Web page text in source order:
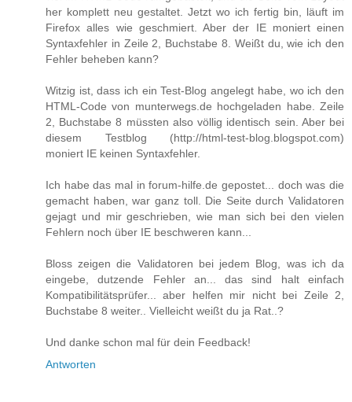
her komplett neu gestaltet. Jetzt wo ich fertig bin, läuft im
Firefox alles wie geschmiert. Aber der IE moniert einen
Syntaxfehler in Zeile 2, Buchstabe 8. Weißt du, wie ich den
Fehler beheben kann?
Witzig ist, dass ich ein Test-Blog angelegt habe, wo ich den
HTML-Code von munterwegs.de hochgeladen habe. Zeile
2, Buchstabe 8 müssten also völlig identisch sein. Aber bei
diesem Testblog (http://html-test-blog.blogspot.com)
moniert IE keinen Syntaxfehler.
Ich habe das mal in forum-hilfe.de gepostet... doch was die
gemacht haben, war ganz toll. Die Seite durch Validatoren
gejagt und mir geschrieben, wie man sich bei den vielen
Fehlern noch über IE beschweren kann...
Bloss zeigen die Validatoren bei jedem Blog, was ich da
eingebe, dutzende Fehler an... das sind halt einfach
Kompatibilitätsprüfer... aber helfen mir nicht bei Zeile 2,
Buchstabe 8 weiter.. Vielleicht weißt du ja Rat..?
Und danke schon mal für dein Feedback!
Antworten